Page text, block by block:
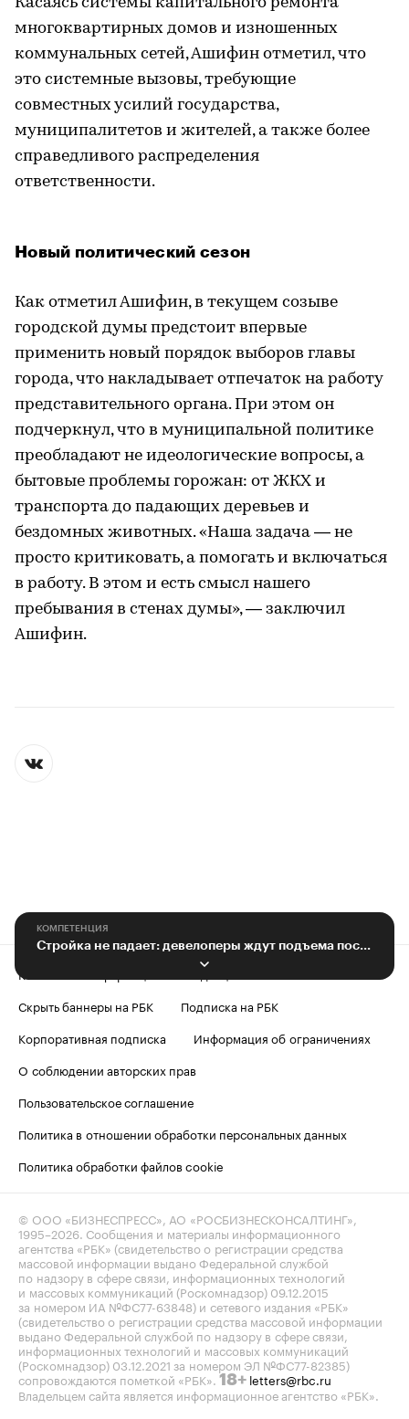
многоквартирных домов и изношенных
коммунальных сетей, Ашифин отметил, что
это системные вызовы, требующие
совместных усилий государства,
муниципалитетов и жителей, а также более
справедливого распределения
ответственности.
Новый политический сезон
Как отметил Ашифин, в текущем созыве
городской думы предстоит впервые
применить новый порядок выборов главы
города, что накладывает отпечаток на работу
представительного органа. При этом он
подчеркнул, что в муниципальной политике
преобладают не идеологические вопросы, а
бытовые проблемы горожан: от ЖКХ и
транспорта до падающих деревьев и
бездомных животных. «Наша задача — не
просто критиковать, а помогать и включаться
в работу. В этом и есть смысл нашего
пребывания в стенах думы», — заключил
Ашифин.
КОМПЕТЕНЦИЯ
Контактная информация
Редакция
Скрыть баннеры на РБК
Подписка на РБК
Корпоративная подписка
Информация об ограничениях
О соблюдении авторских прав
Пользовательское соглашение
Политика в отношении обработки персональных данных
Политика обработки файлов cookie
© ООО «БИЗНЕСПРЕСС», АО «РОСБИЗНЕСКОНСАЛТИНГ»,
1995–2026 . Сообщения и материалы информационного
агентства «РБК» (свидетельство о регистрации средства
массовой информации выдано Федеральной службой
по надзору в сфере связи, информационных технологий
и массовых коммуникаций (Роскомнадзор) 09.12.2015
за номером ИА №ФС77-63848) и сетевого издания «РБК»
(свидетельство о регистрации средства массовой информации
выдано Федеральной службой по надзору в сфере связи,
информационных технологий и массовых коммуникаций
(Роскомнадзор) 03.12.2021 за номером ЭЛ №ФС77-82385)
сопровождаются пометкой «РБК». 18+ letters@rbc.ru
Владельцем сайта является информационное агентство «РБК».